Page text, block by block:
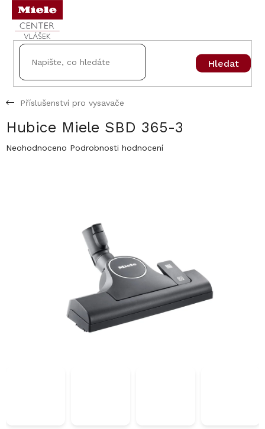
Přejít
obsah
Hledat
Příslušenství pro vysavače
Hubice Miele SBD 365-3
Průměrné
Neohodnoceno Podrobnosti hodnocení